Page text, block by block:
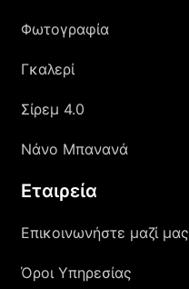
Φωτογραφία
Γκαλερί
Σίρεμ 4.0
Νάνο Μπανανά
Εταιρεία
Επικοινωνήστε μαζί μας
Όροι Υπηρεσίας